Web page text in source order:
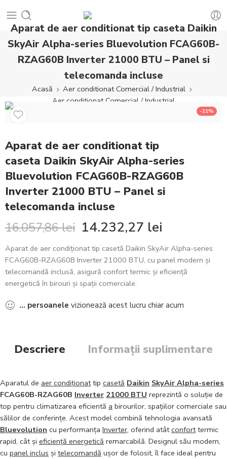
Aparat de aer conditionat tip caseta Daikin
SkyAir Alpha-series Bluevolution FCAG60B-
RZAG60B Inverter 21000 BTU – Panel si
telecomanda incluse
Acasă
Aer conditionat Comercial / Industrial
Aer conditionat Comercial / Industrial
-11%
Aparat de aer conditionat tip
caseta Daikin SkyAir Alpha-series
Bluevolution FCAG60B-RZAG60B
Inverter 21000 BTU – Panel si
telecomanda incluse
16.057,86lei 14.232,27 lei
Aparat de aer condiționat tip casetă Daikin SkyAir Alpha-series
FCAG60B-RZAG60B Inverter 21000 BTU, cu panel modern și
telecomandă inclusă, asigură confort termic și eficiență
energetică în birouri și spații comerciale.
... persoanele vizionează acest lucru chiar acum
Descriere Informații suplimentare
Aparatul de aer condiționattip casetă Daikin SkyAir Alpha-series
FCAG60B-RZAG60B Inverter 21000 BTU reprezintă o soluție de
top pentru climatizarea eficientă a birourilor, spațiilor comerciale sau
sălilor de conferințe. Acest model combină tehnologia avansată
Bluevolution cu performanța Inverter, oferind atâtconforttermic
rapid, cât și eficiență energetică remarcabilă. Designul său modern,
cu panel inclus și telecomandă ușor de folosit, îl face ideal pentru